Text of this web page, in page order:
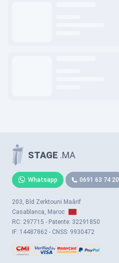
STAGE .MA
Whatsapp 0691 63 74 20
203, Bld Zerktouni Maârif
Casablanca, Maroc
RC: 297715 - Patente: 32291850
IF: 14487862 - CNSS: 9930472